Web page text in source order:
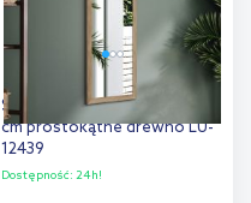
Styler Kiruna lustro 47x127
cm prostokątne drewno LU-
12439
Dostępność: 24h!